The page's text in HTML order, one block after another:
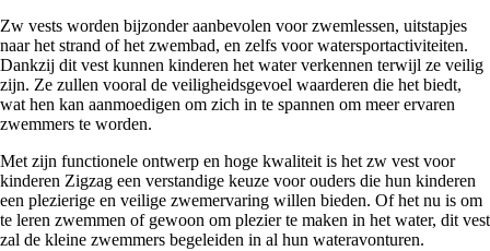
Zw vests worden bijzonder aanbevolen voor zwemlessen, uitstapjes
naar het strand of het zwembad, en zelfs voor watersportactiviteiten.
Dankzij dit vest kunnen kinderen het water verkennen terwijl ze veilig
zijn. Ze zullen vooral de veiligheidsgevoel waarderen die het biedt,
wat hen kan aanmoedigen om zich in te spannen om meer ervaren
zwemmers te worden.
Met zijn functionele ontwerp en hoge kwaliteit is het zw vest voor
kinderen Zigzag een verstandige keuze voor ouders die hun kinderen
een plezierige en veilige zwemervaring willen bieden. Of het nu is om
te leren zwemmen of gewoon om plezier te maken in het water, dit vest
zal de kleine zwemmers begeleiden in al hun wateravonturen.